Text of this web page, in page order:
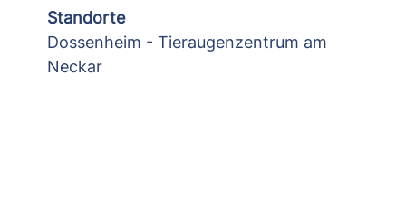
Standorte
Dossenheim - Tieraugenzentrum am
Neckar